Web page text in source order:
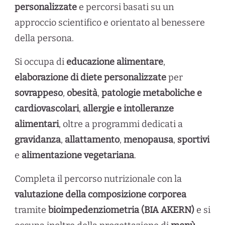
personalizzate e percorsi basati su un
approccio scientifico e orientato al benessere
della persona.
Si occupa di educazione alimentare,
elaborazione di diete personalizzateper
sovrappeso, obesità, patologie metaboliche e
cardiovascolari, allergie e intolleranze
alimentari, oltre a programmi dedicati a
gravidanza, allattamento, menopausa, sportivi
e alimentazione vegetariana.
Completa il percorso nutrizionale con la
valutazione della composizione corporea
tramite bioimpedenziometria (BIA AKERN) e si